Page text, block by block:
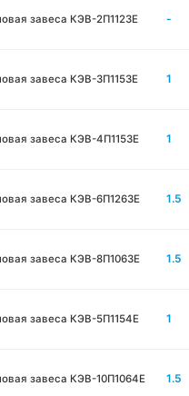
завеса КЭВ-2П1123E -
завеса КЭВ-3П1153E 1
завеса КЭВ-4П1153E 1
завеса КЭВ-6П1263E 1.5
завеса КЭВ-8П1063E 1.5
завеса КЭВ-5П1154E 1
завеса КЭВ-10П1064E 1.5